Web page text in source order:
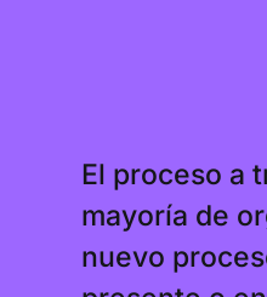
El proceso a
mayoría de
nuevo